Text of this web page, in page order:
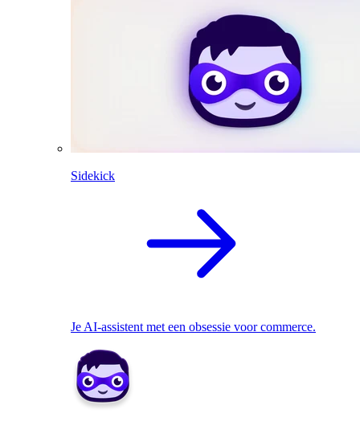
Sidekick
Je AI-assistent met een obsessie voor commerce.